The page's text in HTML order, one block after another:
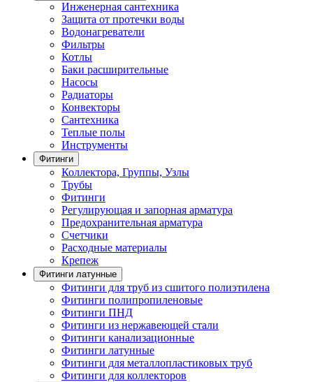
Инженерная сантехника
Защита от протечки воды
Водонагреватели
Фильтры
Котлы
Баки расширительные
Насосы
Радиаторы
Конвекторы
Сантехника
Теплые полы
Инструменты
Фитинги
Коллектора, Группы, Узлы
Трубы
Фитинги
Регулирующая и запорная арматура
Предохранительная арматура
Счетчики
Расходные материалы
Крепеж
Фитинги латунные
Фитинги для труб из сшитого полиэтилена
Фитинги полипропиленовые
Фитинги ПНД
Фитинги из нержавеющей стали
Фитинги канализационные
Фитинги латунные
Фитинги для металлопластиковых труб
Фитинги для коллекторов